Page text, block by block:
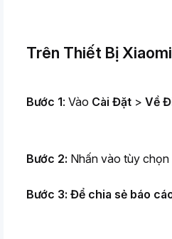
Trên Thiết Bị
Bước 1: Vào Cài Đặt > Về
Bước 2: Nhấn vào tùy chọn
Bước 3: Để chia sẻ báo